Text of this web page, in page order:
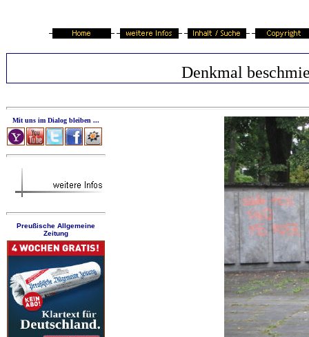
Denkmal
Mit uns im Dialog bleiben ...
Preußische Allgemeine
Zeitung